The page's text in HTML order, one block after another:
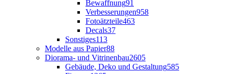
Bewaffnung91
Verbesserungen958
Fotoätzteile463
Decals37
Sonstiges113
Modelle aus Papier88
Diorama- und Vitrinenbau2605
Gebäude, Deko und Gestaltung585